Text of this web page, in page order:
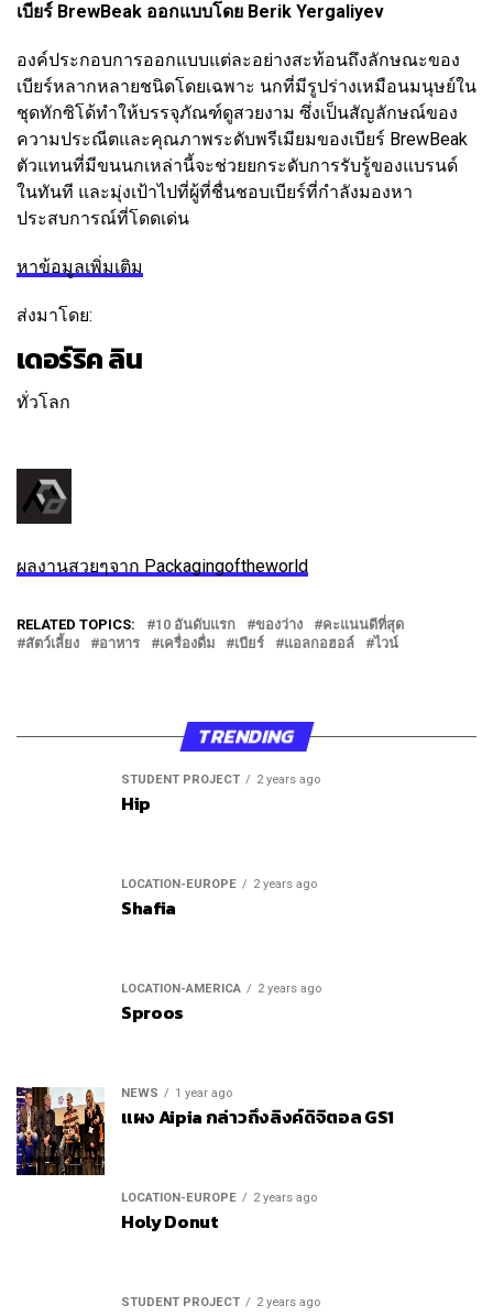
เบียร์ BrewBeak ออกแบบโดย Berik Yergaliyev
องค์ประกอบการออกแบบแต่ละอย่างสะท้อนถึงลักษณะของ
เบียร์หลากหลายชนิดโดยเฉพาะ นกที่มีรูปร่างเหมือนมนุษย์ใน
ชุดทักซิโด้ทำให้บรรจุภัณฑ์ดูสวยงาม ซึ่งเป็นสัญลักษณ์ของ
ความประณีตและคุณภาพระดับพรีเมียมของเบียร์ BrewBeak
ตัวแทนที่มีขนนกเหล่านี้จะช่วยยกระดับการรับรู้ของแบรนด์
ในทันที และมุ่งเป้าไปที่ผู้ที่ชื่นชอบเบียร์ที่กำลังมองหา
ประสบการณ์ที่โดดเด่น
หาข้อมูลเพิ่มเติม
ส่งมาโดย:
เดอร์ริค ลิน
ทั่วโลก
ผลงานสวยๆจาก Packagingoftheworld
RELATED TOPICS: 10 อันดับแรก ของว่าง
คะแนนดีที่สุด
สัตว์เลี้ยง
อาหาร เครื่องดื่ม เบียร์ แอลกอฮอล์ ไวน์
TRENDING
STUDENT PROJECT 2 years ago
Hip
LOCATION-EUROPE 2 years ago
Shafia
LOCATION-AMERICA 2 years ago
Sproos
NEWS 1 year ago
แผง Aipia กล่าวถึงลิงค์ดิจิตอล GS1
LOCATION-EUROPE 2 years ago
Holy Donut
STUDENT PROJECT 2 years ago